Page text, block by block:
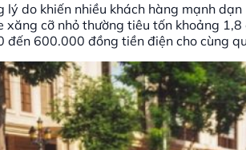
lý do khiến nhiều khách hàng mạnh
xăng cỡ nhỏ thường tiêu tốn khoảng
đến 600.000 đồng tiền điện cho cùng